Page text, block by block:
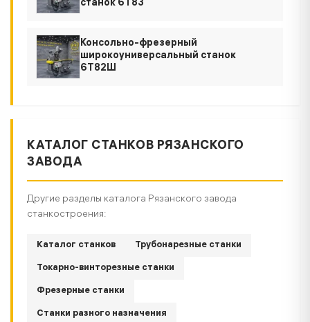
станок 6Т83
Консольно-фрезерный
широкоуниверсальный станок
6Т82Ш
КАТАЛОГ СТАНКОВ РЯЗАНСКОГО
ЗАВОДА
Другие разделы каталога Рязанского завода
станкостроения:
Каталог станков Трубонарезные станки
Токарно-винторезные станки
Фрезерные станки
Станки разного назначения